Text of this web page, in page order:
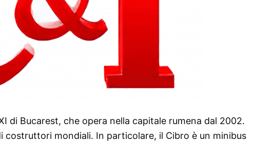
di Bucarest, che opera nella capitale rumena dal 2002.
costruttori mondiali. In particolare, il Cibro è un minibus